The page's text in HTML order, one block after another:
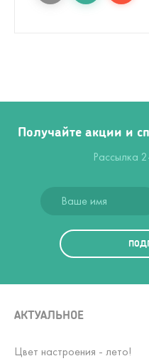
Получайте акции и
Рассылка
АКТУАЛЬНОЕ
Цвет настроения - лето!